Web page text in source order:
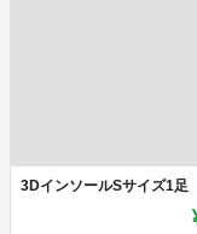
3DインソールSサイズ1足